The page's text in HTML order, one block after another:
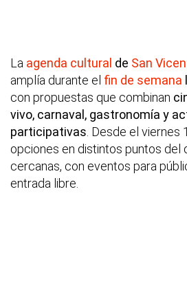
La agenda cultural de San
amplía durante el fin de semana
con propuestas que combinan
vivo, carnaval, gastronomía y
participativas. Desde el viernes
opciones en distintos puntos del
cercanas, con eventos para
entrada libre.